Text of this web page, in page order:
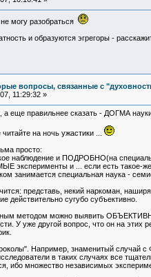
могу разобраться
и образуются эгрегоры -
вопросы, связанные с
11:29:32 »
а еще правильнее сказать - ДОГМА
на ночь ужастики ...
просто:
наблюдение и ПОДРОБНО(на
эксперименты и ... если есть такое-же
занимается специальная наука -
представь, некий наркоман,
действительно сугубо субъективно.
методом можно выявить
У уже другой вопрос, что он на
Например, знаменитый случай
в таких случаях все
ибо множество независимых